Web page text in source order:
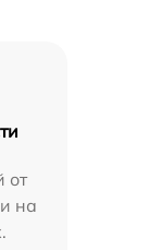
от
на